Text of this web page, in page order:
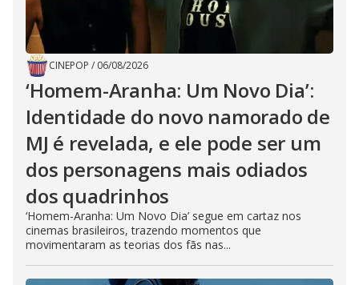
CINEPOP / 06/08/2026
‘Homem-Aranha: Um Novo Dia’:
Identidade do novo namorado de
MJ é revelada, e ele pode ser um
dos personagens mais odiados
dos quadrinhos
‘Homem-Aranha: Um Novo Dia’ segue em cartaz nos
cinemas brasileiros, trazendo momentos que
movimentaram as teorias dos fãs nas...